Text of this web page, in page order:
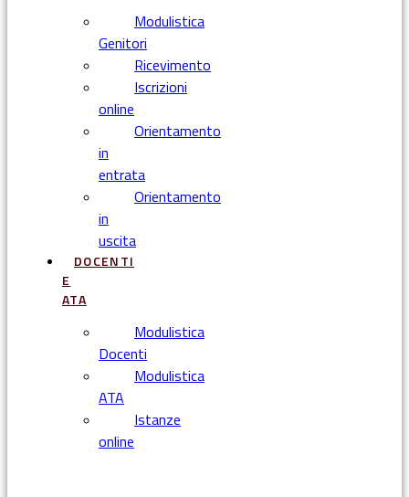
Modulistica
Genitori
Ricevimento
Iscrizioni
online
Orientamento
in
entrata
Orientamento
in
uscita
DOCENTI
E
ATA
Modulistica
Docenti
Modulistica
ATA
Istanze
online